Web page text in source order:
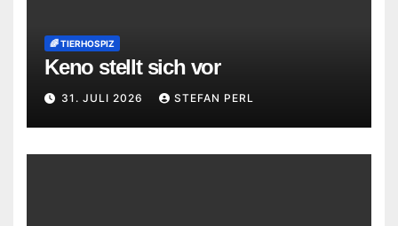
🌈 TIERHOSPIZ
Keno stellt sich vor
31. JULI 2026 STEFAN PERL